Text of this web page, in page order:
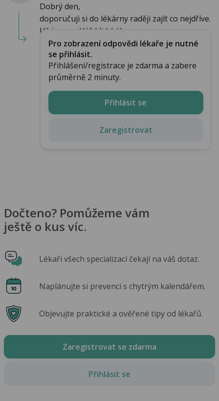
Dobrý den,
doporučuji si do lékárny raději zajít co nejdříve.
Už jen pro Váš klid. Lék ...
Pro zobrazení odpovědi lékaře je nutné
se přihlásit.
Přihlášení/registrace je zdarma a zabere
průměrně 2 minuty.
Přihlásit se
Zaregistrovat
Dočteno? Pomůžeme vám
ještě o kus víc.
Lékaři všech specializací čekají na váš dotaz.
Naplánujte si prevenci s chytrým kalendářem.
Objevujte praktické a ověřené tipy od lékařů.
Zaregistrovat se zdarma
Přihlásit se